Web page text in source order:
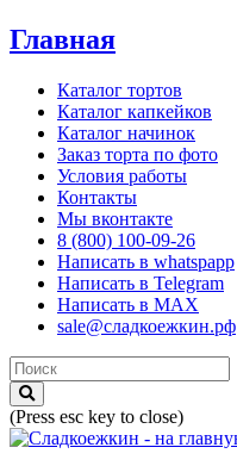
Главная
Каталог тортов
Каталог капкейков
Каталог начинок
Заказ торта по фото
Условия работы
Контакты
Мы вконтакте
8 (800) 100-09-26
Написать в whatspapp
Написать в Telegram
Написать в MAX
sale@сладкоежкин.рф
(Press esc key to close)